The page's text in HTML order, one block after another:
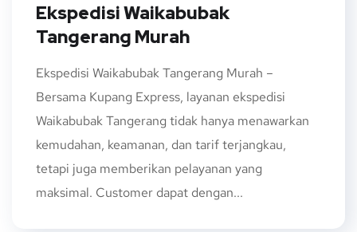
Ekspedisi Waikabubak
Tangerang Murah
Ekspedisi Waikabubak Tangerang Murah –
Bersama Kupang Express, layanan ekspedisi
Waikabubak Tangerang tidak hanya menawarkan
kemudahan, keamanan, dan tarif terjangkau,
tetapi juga memberikan pelayanan yang
maksimal. Customer dapat dengan...